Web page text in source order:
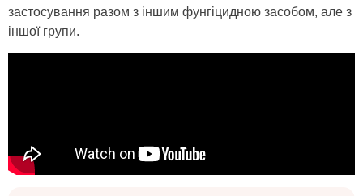
застосування разом з іншим фунгіцидною засобом, але з
іншої групи.